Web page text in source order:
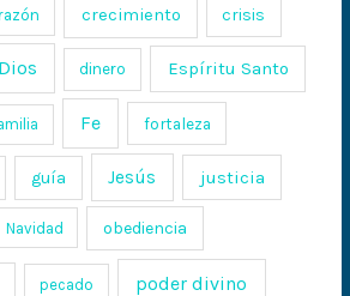
crecimiento crisis
dinero Espíritu Santo
Fe fortaleza
guía Jesús justicia
Navidad obediencia
pecado poder divino